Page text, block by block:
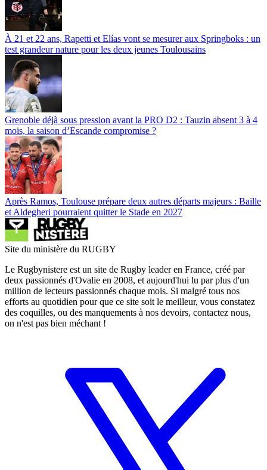
À 21 et 22 ans, Rapetti et Elías vont se mesurer aux Springboks : un
test grandeur nature pour les deux jeunes Toulousains
Grenoble déjà sous pression avant la PRO D2 : Tauzin absent 3 à 4
mois, la saison d’Escande compromise ?
Après Ramos, Toulouse prépare deux autres départs majeurs : Baille
et Aldegheri pourraient quitter le Stade en 2027
Site du ministère du RUGBY
Le Rugbynistere est un site de Rugby leader en France, créé par
deux passionnés d'Ovalie en 2008, et aujourd'hui lu par plus d'un
million de lecteurs passionnés chaque mois. Si malgré tous nos
efforts au quotidien pour que ce site soit le meilleur, vous constatez
des coquilles, ou des manquements à nos devoirs, contactez nous,
on n'est pas bien méchant !